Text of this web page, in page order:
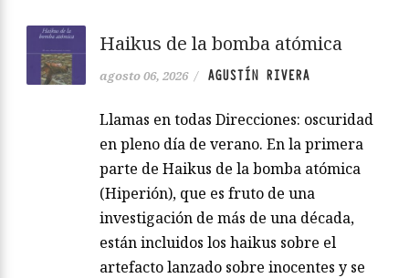
Haikus de la bomba atómica
agosto 06, 2026 / AGUSTÍN RIVERA
Llamas en todas Direcciones: oscuridad
en pleno día de verano. En la primera
parte de Haikus de la bomba atómica
(Hiperión), que es fruto de una
investigación de más de una década,
están incluidos los haikus sobre el
artefacto lanzado sobre inocentes y se